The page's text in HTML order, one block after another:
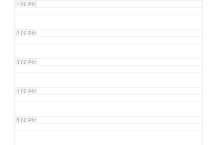
1:00 PM
2:00 PM
3:00 PM
4:00 PM
5:00 PM